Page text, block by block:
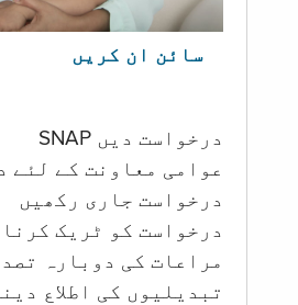
سائن ان کریں
درخواست دیں SNAP
عوامی معاونت کے لئے
درخواست جاری رکھیں
درخواست کو ٹریک کرنا
مراعات کی دوبارہ
تبدیلیوں کی اطلاع